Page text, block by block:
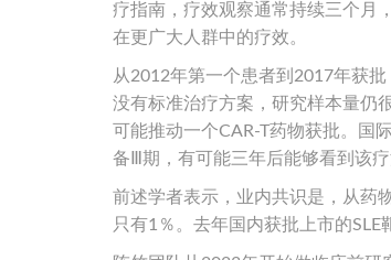
疗指南，疗效观察通常持续三个月
在更广大人群中的疗效。
从2012年第一个患者到2017年获
没有标准治疗方案，研究样本量仍
可能推动一个CAR-T药物获批。国
备Ⅲ期，有可能三年后能够看到该
前述学者表示，业内共识是，从药
只有1％。去年国内获批上市的